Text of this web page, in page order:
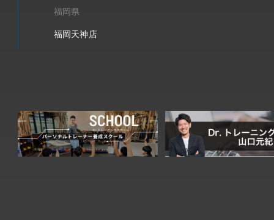
福岡県
福岡天神店